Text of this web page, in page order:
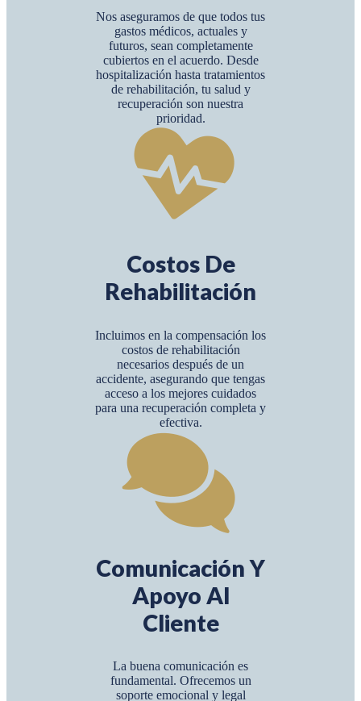
Nos aseguramos de que todos tus
gastos médicos, actuales y
futuros, sean completamente
cubiertos en el acuerdo. Desde
hospitalización hasta tratamientos
de rehabilitación, tu salud y
recuperación son nuestra
prioridad.
Costos De
Rehabilitación
Incluimos en la compensación los
costos de rehabilitación
necesarios después de un
accidente, asegurando que tengas
acceso a los mejores cuidados
para una recuperación completa y
efectiva.
Comunicación Y
Apoyo Al
Cliente
La buena comunicación es
fundamental. Ofrecemos un
soporte emocional y legal